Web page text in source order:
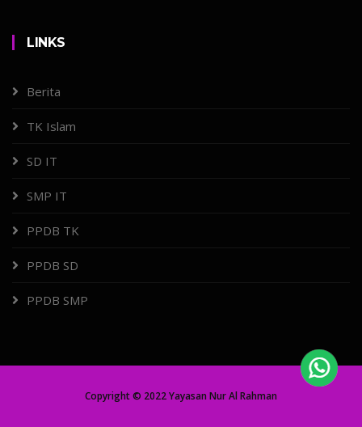
LINKS
Berita
TK Islam
SD IT
SMP IT
PPDB TK
PPDB SD
PPDB SMP
Copyright © 2022 Yayasan Nur Al Rahman